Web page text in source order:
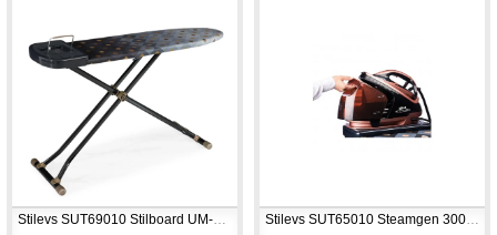
Stilevs SUT69010 Stilboard UM-9010 Lüks Ütü Masası